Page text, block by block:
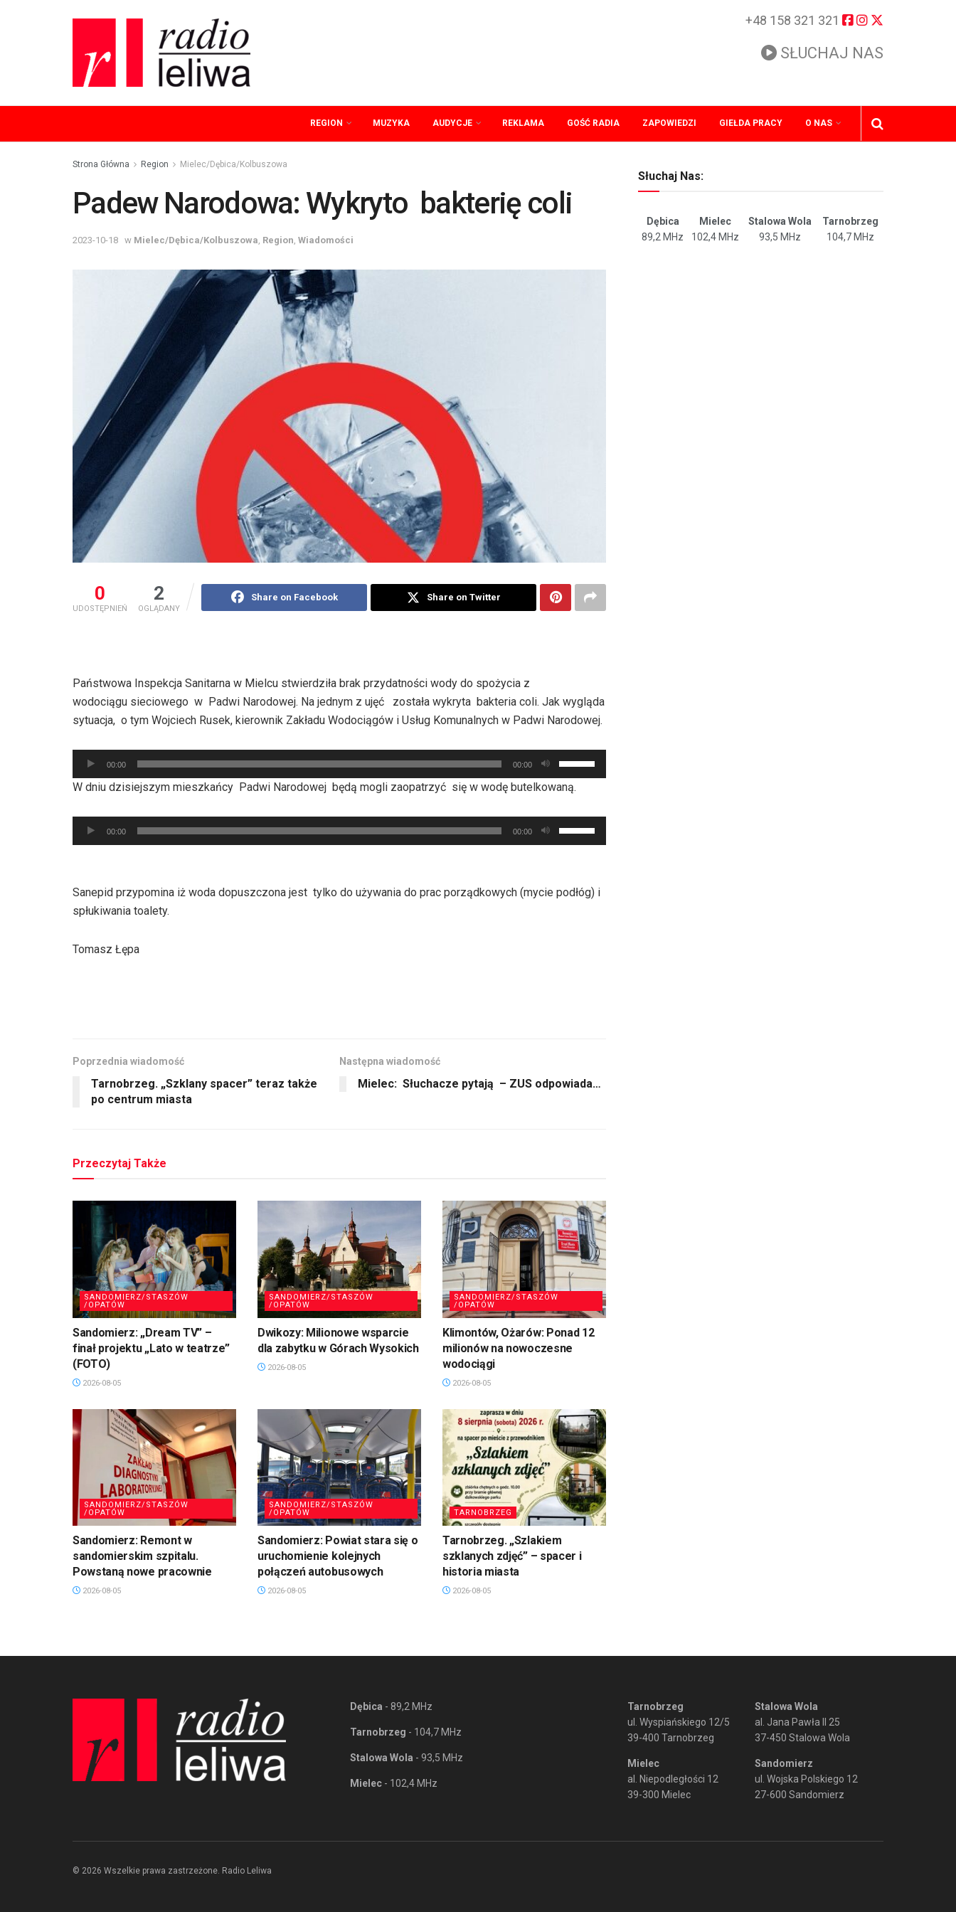
+48 158 321 321
SŁUCHAJ NAS
REGION MUZYKA AUDYCJE REKLAMA GOŚĆ RADIA ZAPOWIEDZI GIEŁDA PRACY O NAS
Strona Główna Region Mielec/Dębica/Kolbuszowa
Padew Narodowa: Wykryto bakterię coli
2023-10-18 w Mielec/Dębica/Kolbuszowa Region Wiadomości
0
UDOSTĘPNIEŃ
2
OGLĄDANY
Share on Facebook Share on Twitter
Państwowa Inspekcja Sanitarna w Mielcu stwierdziła brak przydatności wody do spożycia z
wodociągu sieciowego w Padwi Narodowej. Na jednym z ujęć została wykryta bakteria coli. Jak wygląda
sytuacja, o tym Wojciech Rusek, kierownik Zakładu Wodociągów i Usług Komunalnych w Padwi Narodowej.
Odtwarzacz
plików
dźwiękowych
00:00 00:00
strzałek
do
oraz
aby
W dniu dzisiejszym mieszkańcy Padwi Narodowej będą mogli zaopatrzyć się w wodę butelkowaną.
Odtwarzacz
plików
00:00 00:00
strzałek
oraz
Sanepid przypomina iż woda dopuszczona jest tylko do używania do prac porządkowych (mycie podłóg) i
spłukiwania toalety.
Tomasz Łępa
Poprzednia wiadomość
Tarnobrzeg. „Szklany spacer” teraz także
po centrum miasta
Następna wiadomość
Mielec: Słuchacze pytają – ZUS odpowiada…
Przeczytaj Także
SANDOMIERZ/STASZÓW
/OPATÓW
Sandomierz: „Dream TV” –
finał projektu „Lato w teatrze”
(FOTO)
2026-08-05
SANDOMIERZ/STASZÓW
/OPATÓW
Dwikozy: Milionowe wsparcie
dla zabytku w Górach Wysokich
2026-08-05
SANDOMIERZ/STASZÓW
/OPATÓW
Klimontów, Ożarów: Ponad 12
milionów na nowoczesne
wodociągi
2026-08-05
SANDOMIERZ/STASZÓW
/OPATÓW
Sandomierz: Remont w
sandomierskim szpitalu.
Powstaną nowe pracownie
2026-08-05
SANDOMIERZ/STASZÓW
/OPATÓW
Sandomierz: Powiat stara się o
uruchomienie kolejnych
połączeń autobusowych
2026-08-05
TARNOBRZEG
Tarnobrzeg. „Szlakiem
szklanych zdjęć” – spacer i
historia miasta
2026-08-05
Słuchaj Nas:
Dębica Mielec Stalowa Wola
Tarnobrzeg
89,2 MHz
102,4 MHz 93,5 MHz 104,7 MHz
Dębica - 89,2 MHz
Tarnobrzeg - 104,7 MHz
Stalowa Wola - 93,5 MHz
Mielec - 102,4 MHz
Tarnobrzeg
ul. Wyspiańskiego 12/5
39-400 Tarnobrzeg
Mielec
al. Niepodległości 12
39-300 Mielec
Stalowa Wola
al. Jana Pawła II 25
37-450 Stalowa Wola
Sandomierz
ul. Wojska Polskiego 12
27-600 Sandomierz
© 2026 Wszelkie prawa zastrzeżone. Radio Leliwa